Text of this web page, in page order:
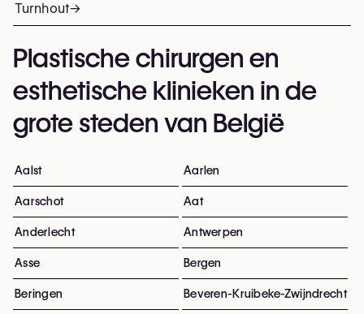
Turnhout→
Plastische chirurgen en
esthetische klinieken in de
grote steden van België
Aalst Aarlen
Aarschot Aat
Anderlecht Antwerpen
Asse Bergen
Beringen Beveren-Kruibeke-Zwijndrecht